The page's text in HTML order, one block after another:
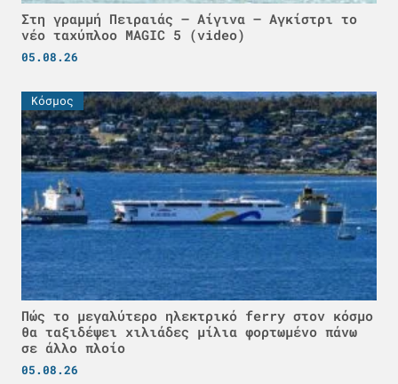
Στη γραμμή Πειραιάς – Αίγινα – Αγκίστρι το
νέο ταχύπλοο MAGIC 5 (video)
05.08.26
Κόσμος
Πώς το μεγαλύτερο ηλεκτρικό ferry στον κόσμο
θα ταξιδέψει χιλιάδες μίλια φορτωμένο πάνω
σε άλλο πλοίο
05.08.26